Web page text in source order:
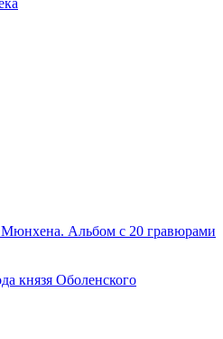
Альбом с 20 гравюрами